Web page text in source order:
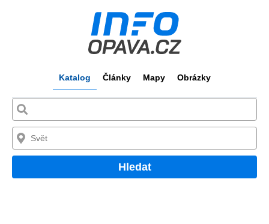
Katalog Články Mapy Obrázky
Hledat